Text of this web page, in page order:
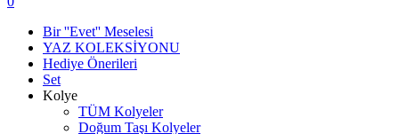
Bir ''Evet'' Meselesi
YAZ KOLEKSİYONU
Hediye Önerileri
Set
Kolye
TÜM Kolyeler
Doğum Taşı Kolyeler